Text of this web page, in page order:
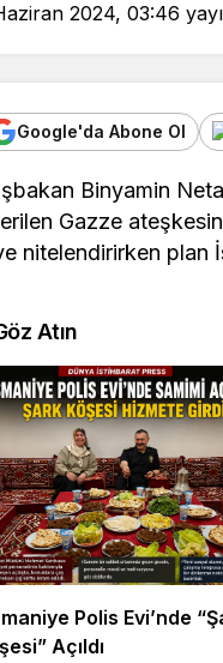
2024, 03:46
Google'da Abone Ol
Binyamin
Gazze
nitelendirirken plan
Atın
Polis Evi’nde
Açıldı
dehşet:
çocuk